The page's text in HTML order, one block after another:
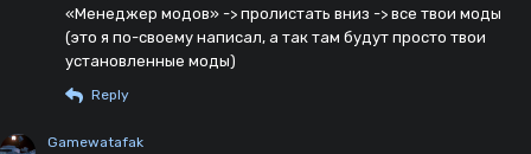
«Менеджер модов» -> пролистать вниз -> все твои моды
(это я по-своему написал, а так там будут просто твои
установленные моды)
Reply
Gamewatafak